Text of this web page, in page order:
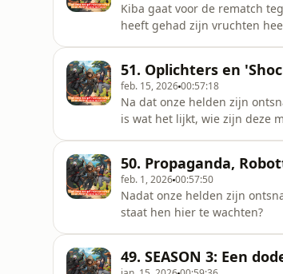
Kiba gaat voor de rematch
heeft gehad zijn vruchten
51. Oplichters en
feb. 15, 202600:57:18
Na dat onze helden zijn
is wat het lijkt, wie zijn deze
50. Propaganda,
feb. 1, 202600:57:50
Nadat onze helden zijn
staat hen hier te wachten?
49. SEASON 3: Een